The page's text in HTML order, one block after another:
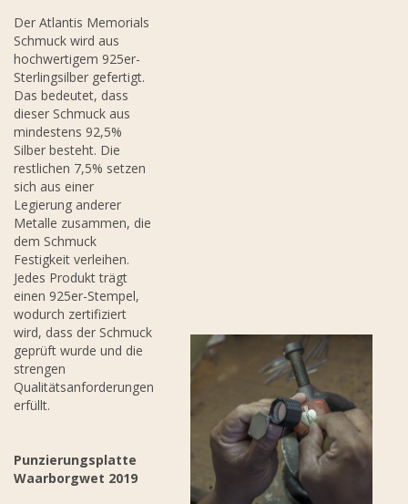
Der Atlantis Memorials
Schmuck wird aus
hochwertigem 925er-
Sterlingsilber gefertigt.
Das bedeutet, dass
dieser Schmuck aus
mindestens 92,5%
Silber besteht. Die
restlichen 7,5% setzen
sich aus einer
Legierung anderer
Metalle zusammen, die
dem Schmuck
Festigkeit verleihen.
Jedes Produkt trägt
einen 925er-Stempel,
wodurch zertifiziert
wird, dass der Schmuck
geprüft wurde und die
strengen
Qualitätsanforderungen
erfüllt.
Punzierungsplatte
Waarborgwet 2019